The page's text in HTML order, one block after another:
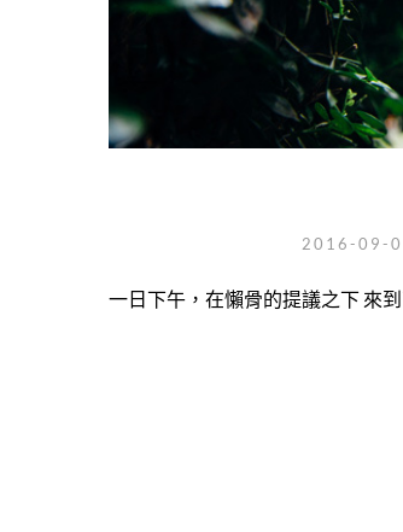
2016-09-
一日下午，在懶骨的提議之下 來